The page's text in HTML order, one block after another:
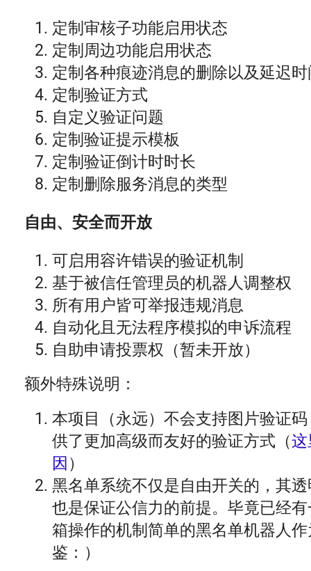
定制审核子功能启用状态
定制周边功能启用状态
定制各种痕迹消息的删除以及延迟时
定制验证方式
自定义验证问题
定制验证提示模板
定制验证倒计时时长
定制删除服务消息的类型
自由、安全而开放
可启用容许错误的验证机制
基于被信任管理员的机器人调整权
所有用户皆可举报违规消息
自动化且无法程序模拟的申诉流程
自助申请投票权（暂未开放）
额外特殊说明：
本项目（永远）不会支持图片验证
供了更加高级而友好的验证方式（这
因 ）
黑名单系统不仅是自由开关的，其
也是保证公信力的前提。毕竟已经
箱操作的机制简单的黑名单机器人
鉴：）